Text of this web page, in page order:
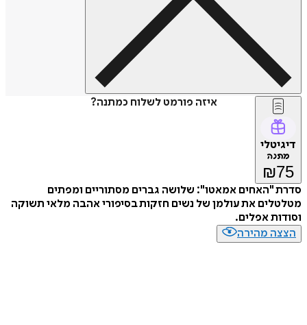
איזה פורמט לשלוח כמתנה?
דיגיטלי
מתנה
₪75
סדרת "האחים אמאטו": שלושה גברים מסתוריים ומפתים
מטלטלים את עולמן של נשים חזקות בסיפורי אהבה מלאי תשוקה
וסודות אפלים.
הצצה מהירה